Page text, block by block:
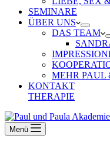
SEMINARE
ÜBER UNS
DAS TEAM
MEHR PAUL
KONTAKT
THERAPIE
Menü